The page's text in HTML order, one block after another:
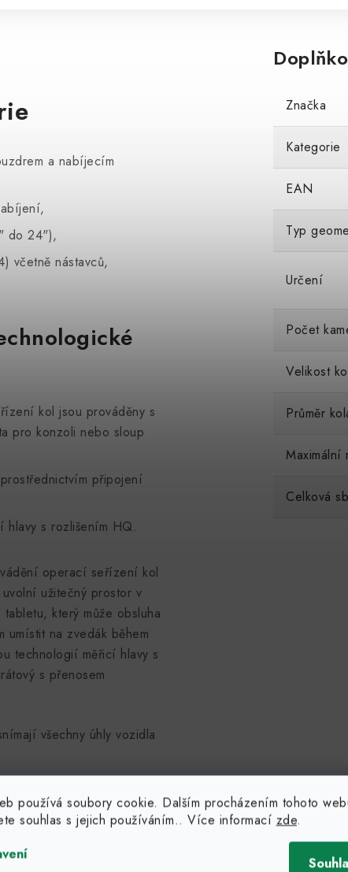
používá soubory cookie. Dalším procházením tohoto
souhlas s jejich používáním.. Více informací zde.
a nabíjecím
do 24"),
včetně nástavců,
kol jsou prováděny s
pro konzoli nebo sloup
připojení
hlavy s rozlišením HQ.
operací seřízení kol
užitečný prostor v
který může obsluha
umístit na zvedák během
technologií měřicí hlavy s
s přenosem
všechny úhly vozidla
Značka
Kategorie
EAN
Typ
Určení
Počet
Velikost
Průměr
Maximální
Celková